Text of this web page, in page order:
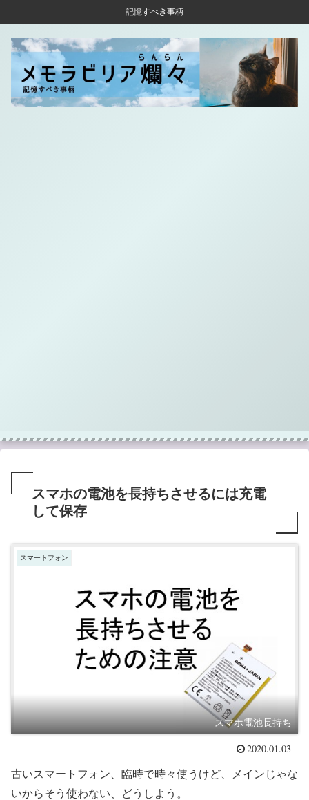
記憶すべき事柄
スマホの電池を長持ちさせるには充電
して保存
スマートフォン
スマホ電池長持ち
2020.01.03
古いスマートフォン、臨時で時々使うけど、メインじゃな
いからそう使わない、どうしよう。